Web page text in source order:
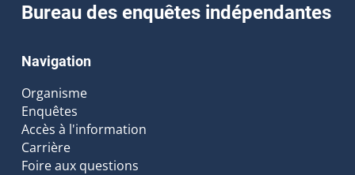
Bureau des enquêtes indépendantes
Navigation
Organisme
Enquêtes
Accès à l'information
Carrière
Foire aux questions